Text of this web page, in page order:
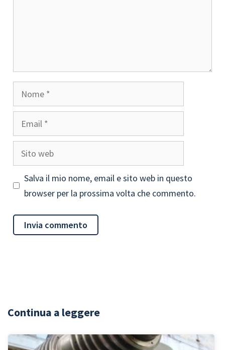
Nome
Email
Sito
web
Salva il mio nome, email e sito web in questo
browser per la prossima volta che commento.
Continua a leggere